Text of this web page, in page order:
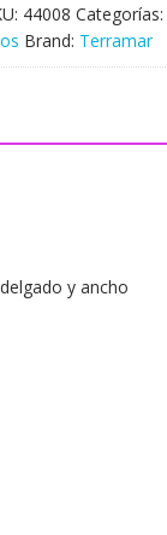
44008 Categorías:
Brand: Terramar
y ancho